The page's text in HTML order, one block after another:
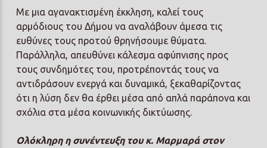
Με μια αγανακτισμένη έκκληση, καλεί τους
αρμόδιους του Δήμου να αναλάβουν άμεσα τις
ευθύνες τους προτού θρηνήσουμε θύματα.
Παράλληλα, απευθύνει κάλεσμα αφύπνισης προς
τους συνδημότες του, προτρέποντάς τους να
αντιδράσουν ενεργά και δυναμικά, ξεκαθαρίζοντας
ότι η λύση δεν θα έρθει μέσα από απλά παράπονα και
σχόλια στα μέσα κοινωνικής δικτύωσης.
Ολόκληρη η συνέντευξη του κ. Μαρμαρά στον